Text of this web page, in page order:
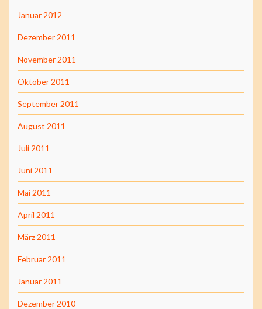
Januar 2012
Dezember 2011
November 2011
Oktober 2011
September 2011
August 2011
Juli 2011
Juni 2011
Mai 2011
April 2011
März 2011
Februar 2011
Januar 2011
Dezember 2010